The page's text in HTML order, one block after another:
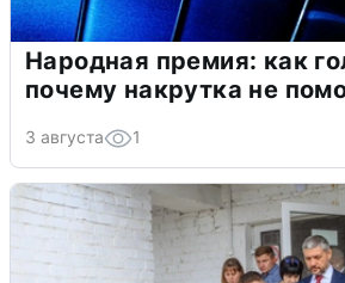
Народная премия: как
почему накрутка не
3 августа 1